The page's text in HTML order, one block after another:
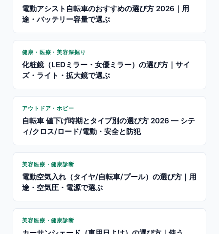
電動アシスト自転車のおすすめの選び方 2026｜用
途・バッテリー容量で選ぶ
健康・医療・美容深掘り
化粧鏡（LEDミラー・女優ミラー）の選び方｜サイ
ズ・ライト・拡大鏡で選ぶ
アウトドア・ホビー
自転車 値下げ時期とタイプ別の選び方 2026 — シテ
ィ/クロス/ロード/電動・安全と防犯
美容医療・健康診断
電動空気入れ（タイヤ/自転車/プール）の選び方｜用
途・空気圧・電源で選ぶ
美容医療・健康診断